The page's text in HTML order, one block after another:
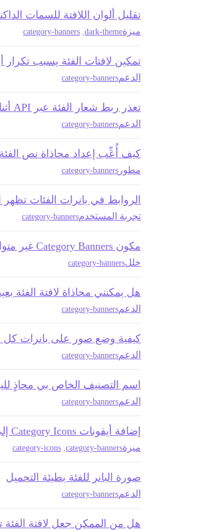
تقليل ألوان اللافتة للسمات
ميزةdark-theme
category-banners
تمكين لافتات الفئة يسبب تكرار
الدعمcategory-banners
تعذر ربط شعار الفئة عبر API أثناء إنشاء الفئة باستخدام كود Python
الدعمcategory-banners
كيف أُعِّب إعداد محاذاة نص
مطور category-banners
الروابط في بانرات الفئات تظهر
تجربة المستخدمcategory-banners
مكون Category Banners غير متوافق مع 3.2.0.beta2
خللcategory-banners
هل يمكنني محاذاة لافتة الفئة
الدعمcategory-banners
كيفية وضع صور على بانرات كل
الدعمcategory-banners
اسم التصنيف الخاص بي محاذٍ
الدعمcategory-banners
إضافة أيقونات Category Icons إلى مكون Category Banner
ميزةcategory-banners
category-icons
صورة البانر للفئة بطيئة التحميل
الدعمcategory-banners
هل من الممكن جعل لافتة الفئة